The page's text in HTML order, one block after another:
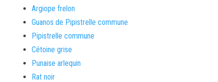
Argiope frelon
Guanos de Pipistrelle commune
Pipistrelle commune
Cétoine grise
Punaise arlequin
Rat noir